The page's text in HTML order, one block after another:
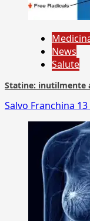
News
Salute
Statine:
Salvo Franchina